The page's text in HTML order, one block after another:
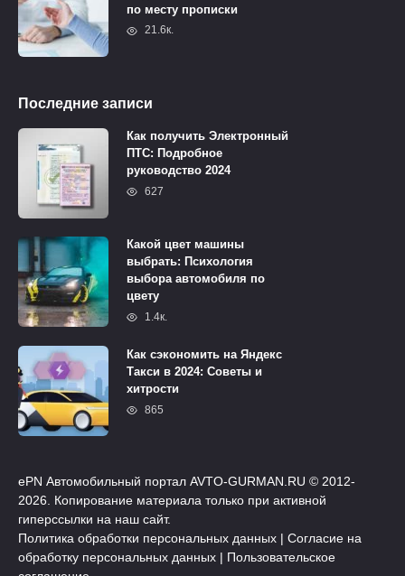
по месту прописки
21.6к.
Последние записи
Как получить Электронный
ПТС: Подробное
руководство 2024
627
Какой цвет машины
выбрать: Психология
выбора автомобиля по
цвету
1.4к.
Как сэкономить на Яндекс
Такси в 2024: Советы и
хитрости
865
ePN Автомобильный портал AVTO-GURMAN.RU © 2012-
2026. Копирование материала только при активной
гиперссылки на наш сайт.
Политика обработки персональных данных | Согласие на
обработку персональных данных | Пользовательское